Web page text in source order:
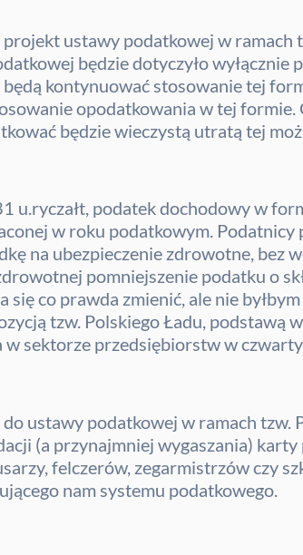
ustawy podatkowej w ramach
będzie dotyczyło
kontynuować stosowanie tej
opodatkowania w tej
będzie wieczystą utratą tej
u.ryczałt, podatek dochodowy w
w roku podatkowym.
na ubezpieczenie zdrowotne,
pomniejszenie podatku o
się co prawda zmienić, ale nie
tzw. Polskiego Ładu, podstawą
w sektorze przedsiębiorstw w
do ustawy podatkowej w ramach
(a przynajmniej wygaszania)
felczerów, zegarmistrzów czy
nam systemu podatkowego.